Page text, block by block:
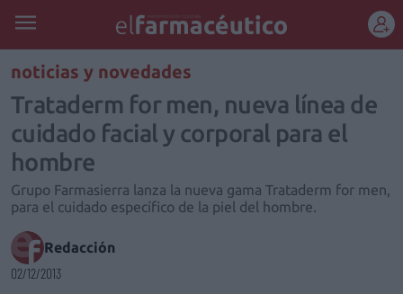
REGÍSTRATE
noticias y novedades
Trataderm for men, nueva línea de
cuidado facial y corporal para el
hombre
Grupo Farmasierra lanza la nueva gama Trataderm for men,
para el cuidado específico de la piel del hombre.
Redacción
02/12/2013